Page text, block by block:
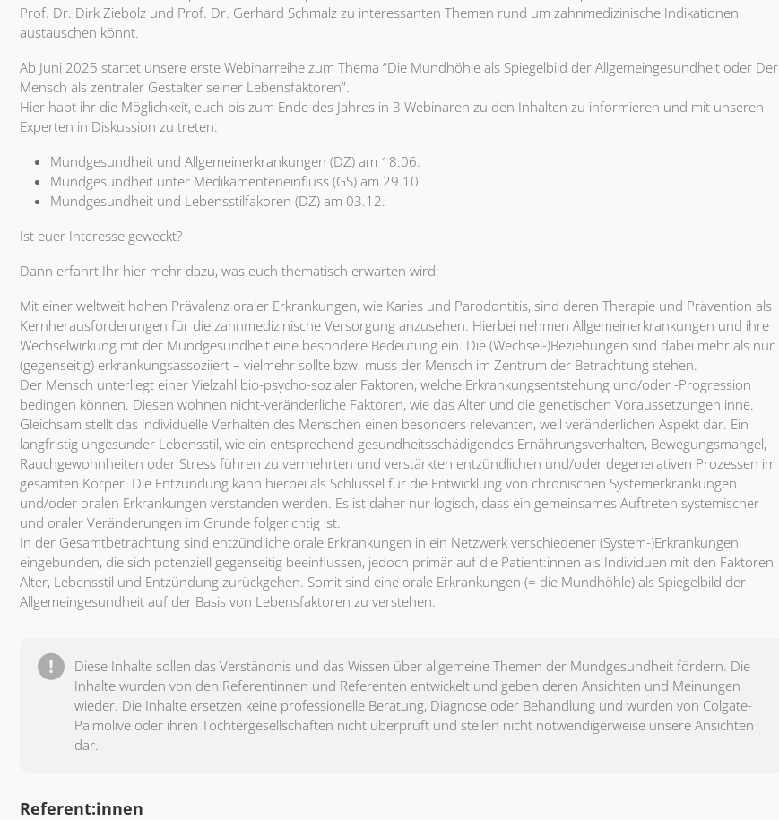
Prof. Dr. Dirk Ziebolz und Prof. Dr. Gerhard Schmalz zu interessanten Themen rund um zahnmedizinische Indikationen
austauschen könnt.
Ab Juni 2025 startet unsere erste Webinarreihe zum Thema “Die Mundhöhle als Spiegelbild der Allgemeingesundheit oder Der
Mensch als zentraler Gestalter seiner Lebensfaktoren”.
Hier habt ihr die Möglichkeit, euch bis zum Ende des Jahres in 3 Webinaren zu den Inhalten zu informieren und mit unseren
Experten in Diskussion zu treten:
Mundgesundheit und Allgemeinerkrankungen (DZ) am 18.06.
Mundgesundheit unter Medikamenteneinfluss (GS) am 29.10.
Mundgesundheit und Lebensstilfakoren (DZ) am 03.12.
Ist euer Interesse geweckt?
Dann erfahrt Ihr hier mehr dazu, was euch thematisch erwarten wird:
Mit einer weltweit hohen Prävalenz oraler Erkrankungen, wie Karies und Parodontitis, sind deren Therapie und Prävention als
Kernherausforderungen für die zahnmedizinische Versorgung anzusehen. Hierbei nehmen Allgemeinerkrankungen und ihre
Wechselwirkung mit der Mundgesundheit eine besondere Bedeutung ein. Die (Wechsel-)Beziehungen sind dabei mehr als nur
(gegenseitig) erkrankungsassoziiert – vielmehr sollte bzw. muss der Mensch im Zentrum der Betrachtung stehen.
Der Mensch unterliegt einer Vielzahl bio-psycho-sozialer Faktoren, welche Erkrankungsentstehung und/oder -Progression
bedingen können. Diesen wohnen nicht-veränderliche Faktoren, wie das Alter und die genetischen Voraussetzungen inne.
Gleichsam stellt das individuelle Verhalten des Menschen einen besonders relevanten, weil veränderlichen Aspekt dar. Ein
langfristig ungesunder Lebensstil, wie ein entsprechend gesundheitsschädigendes Ernährungsverhalten, Bewegungsmangel,
Rauchgewohnheiten oder Stress führen zu vermehrten und verstärkten entzündlichen und/oder degenerativen Prozessen im
gesamten Körper. Die Entzündung kann hierbei als Schlüssel für die Entwicklung von chronischen Systemerkrankungen
und/oder oralen Erkrankungen verstanden werden. Es ist daher nur logisch, dass ein gemeinsames Auftreten systemischer
und oraler Veränderungen im Grunde folgerichtig ist.
In der Gesamtbetrachtung sind entzündliche orale Erkrankungen in ein Netzwerk verschiedener (System-)Erkrankungen
eingebunden, die sich potenziell gegenseitig beeinflussen, jedoch primär auf die Patient:innen als Individuen mit den Faktoren
Alter, Lebensstil und Entzündung zurückgehen. Somit sind eine orale Erkrankungen (= die Mundhöhle) als Spiegelbild der
Allgemeingesundheit auf der Basis von Lebensfaktoren zu verstehen.
Diese Inhalte sollen das Verständnis und das Wissen über allgemeine Themen der Mundgesundheit fördern. Die
Inhalte wurden von den Referentinnen und Referenten entwickelt und geben deren Ansichten und Meinungen
wieder. Die Inhalte ersetzen keine professionelle Beratung, Diagnose oder Behandlung und wurden von Colgate-
Palmolive oder ihren Tochtergesellschaften nicht überprüft und stellen nicht notwendigerweise unsere Ansichten
dar.
Referent:innen